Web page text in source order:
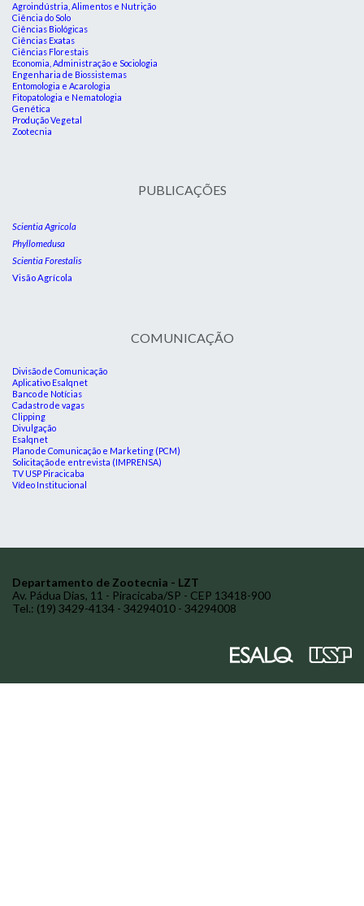
Agroindústria, Alimentos e Nutrição
Ciência do Solo
Ciências Biológicas
Ciências Exatas
Ciências Florestais
Economia, Administração e Sociologia
Engenharia de Biossistemas
Entomologia e Acarologia
Fitopatologia e Nematologia
Genética
Produção Vegetal
Zootecnia
PUBLICAÇÕES
Scientia Agricola
Phyllomedusa
Scientia Forestalis
Visão Agrícola
COMUNICAÇÃO
Divisão de Comunicação
Aplicativo Esalqnet
Banco de Notícias
Cadastro de vagas
Clipping
Divulgação
Esalqnet
Plano de Comunicação e Marketing (PCM)
Solicitação de entrevista (IMPRENSA)
TV USP Piracicaba
Vídeo Institucional
Departamento de Zootecnia - LZT
Av. Pádua Dias, 11 - Piracicaba/SP - CEP 13418-900
Tel.: (19) 3429-4134 - 34294010 - 34294008